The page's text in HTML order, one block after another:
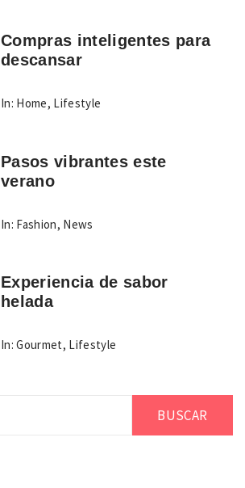
Compras inteligentes para
descansar
In: Home, Lifestyle
Pasos vibrantes este
verano
In: Fashion, News
Experiencia de sabor
helada
In: Gourmet, Lifestyle